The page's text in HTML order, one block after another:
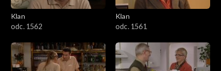
Klan
odc. 1562
Klan
odc. 1561